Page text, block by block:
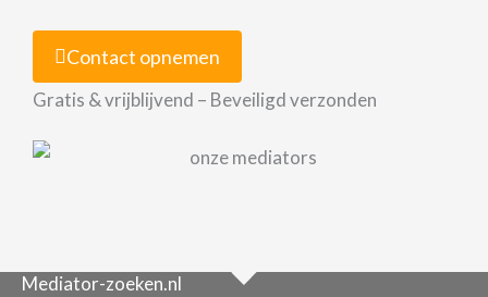
Contact opnemen
Gratis & vrijblijvend – Beveiligd verzonden
Mediator-zoeken.nl